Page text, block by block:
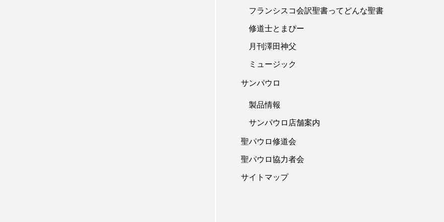
フランシスコ会訳聖書ってどんな聖書
修道士とまぴー
月刊澤田神父
ミュージック
サンパウロ
製品情報
サンパウロ店舗案内
聖パウロ修道会
聖パウロ協力者会
サイトマップ